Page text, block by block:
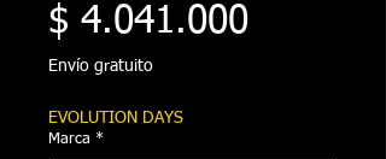
$ 4.041.000Precio
Envío gratuito
EVOLUTION DAYS
Marca *